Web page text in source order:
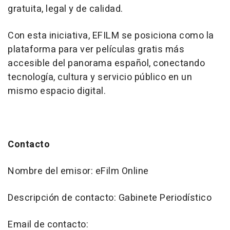
gratuita, legal y de calidad.
Con esta iniciativa, EFILM se posiciona como la
plataforma para ver películas gratis más
accesible del panorama español, conectando
tecnología, cultura y servicio público en un
mismo espacio digital.
Contacto
Nombre del emisor: eFilm Online
Descripción de contacto: Gabinete Periodístico
Email de contacto: